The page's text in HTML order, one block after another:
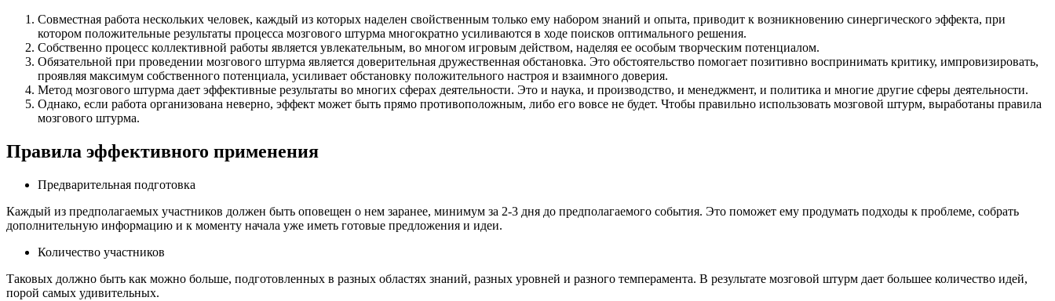
Совместная работа нескольких человек, каждый из которых наделен свойственным только ему набором знаний и опыта, приводит к возникновению синергического эффекта, при
котором положительные результаты процесса мозгового штурма многократно усиливаются в ходе поисков оптимального решения.
Собственно процесс коллективной работы является увлекательным, во многом игровым действом, наделяя ее особым творческим потенциалом.
Обязательной при проведении мозгового штурма является доверительная дружественная обстановка. Это обстоятельство помогает позитивно воспринимать критику, импровизировать,
проявляя максимум собственного потенциала, усиливает обстановку положительного настроя и взаимного доверия.
Метод мозгового штурма дает эффективные результаты во многих сферах деятельности. Это и наука, и производство, и менеджмент, и политика и многие другие сферы деятельности.
Однако, если работа организована неверно, эффект может быть прямо противоположным, либо его вовсе не будет. Чтобы правильно использовать мозговой штурм, выработаны правила
мозгового штурма.
Правила эффективного применения
Предварительная подготовка
Каждый из предполагаемых участников должен быть оповещен о нем заранее, минимум за 2-3 дня до предполагаемого события. Это поможет ему продумать подходы к проблеме, собрать
дополнительную информацию и к моменту начала уже иметь готовые предложения и идеи.
Количество участников
Таковых должно быть как можно больше, подготовленных в разных областях знаний, разных уровней и разного темперамента. В результате мозговой штурм дает большее количество идей,
порой самых удивительных.